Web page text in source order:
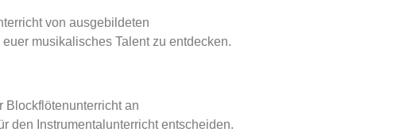
von ausgebildeten
musikalisches Talent zu entdecken.
Blockflötenunterricht an
den Instrumentalunterricht entscheiden.